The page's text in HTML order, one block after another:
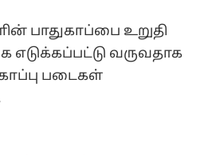
பாதுகாப்பை உறுதி
எடுக்கப்பட்டு வருவதாக
படைகள்